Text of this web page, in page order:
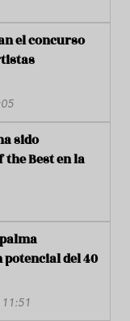
el concurso
sido
Best en la
del 40